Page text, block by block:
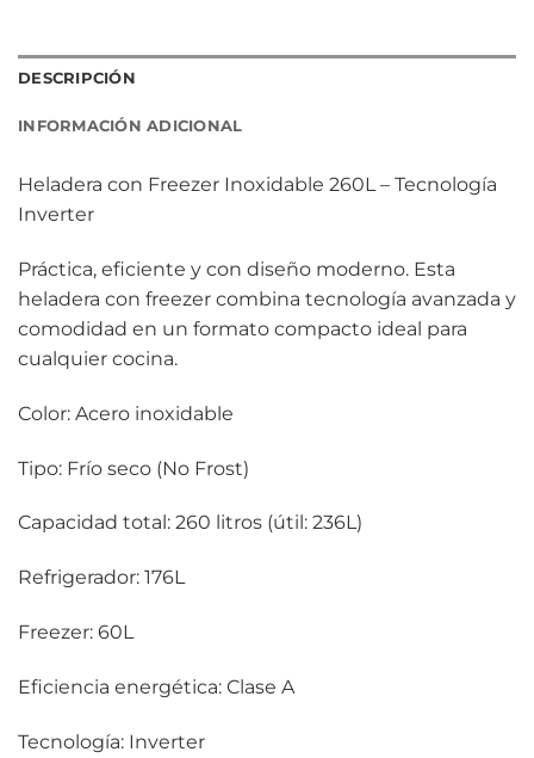
DESCRIPCIÓN
INFORMACIÓN ADICIONAL
Heladera con Freezer Inoxidable 260L – Tecnología
Inverter
Práctica, eficiente y con diseño moderno. Esta
heladera con freezer combina tecnología avanzada y
comodidad en un formato compacto ideal para
cualquier cocina.
Color: Acero inoxidable
Tipo: Frío seco (No Frost)
Capacidad total: 260 litros (útil: 236L)
Refrigerador: 176L
Freezer: 60L
Eficiencia energética: Clase A
Tecnología: Inverter